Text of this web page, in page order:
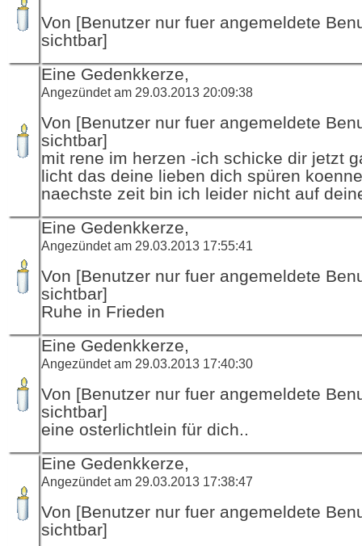
Von [Benutzer nur fuer angemeldete
sichtbar]
Eine Gedenkkerze,
Angezündet am 29.03.2013 20:09:38
Von [Benutzer nur fuer angemeldete
sichtbar]
mit rene im herzen -ich schicke dir jetzt
licht das deine lieben dich spüren
naechste zeit bin ich leider nicht auf
Eine Gedenkkerze,
Angezündet am 29.03.2013 17:55:41
Von [Benutzer nur fuer angemeldete
sichtbar]
Ruhe in Frieden
Eine Gedenkkerze,
Angezündet am 29.03.2013 17:40:30
Von [Benutzer nur fuer angemeldete
sichtbar]
eine osterlichtlein für dich..
Eine Gedenkkerze,
Angezündet am 29.03.2013 17:38:47
Von [Benutzer nur fuer angemeldete
sichtbar]